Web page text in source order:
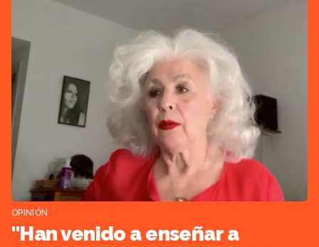
OPINIÓN
"Han venido a enseñar a